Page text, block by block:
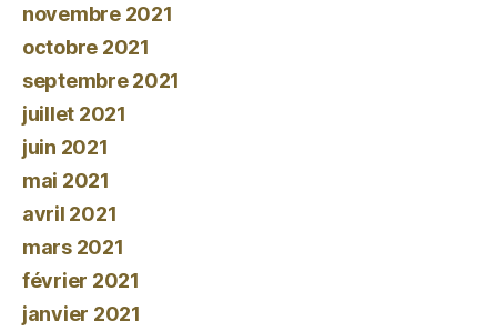
novembre 2021
octobre 2021
septembre 2021
juillet 2021
juin 2021
mai 2021
avril 2021
mars 2021
février 2021
janvier 2021